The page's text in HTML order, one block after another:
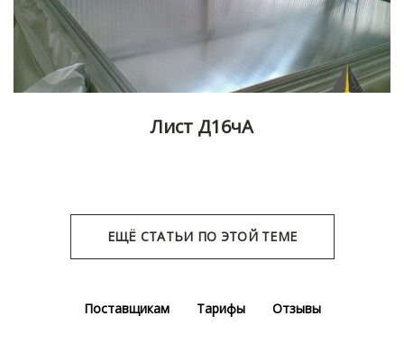
Лист Д16чА
ЕЩЁ СТАТЬИ ПО ЭТОЙ ТЕМЕ
Поставщикам Тарифы Отзывы